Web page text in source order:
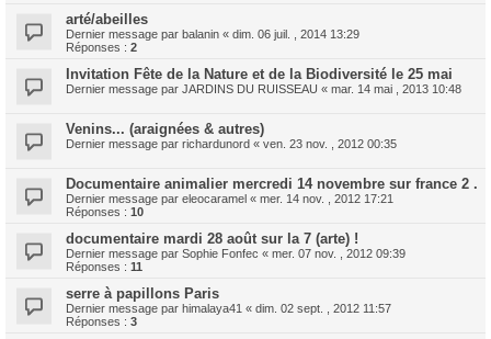
arté/abeilles
Dernier message par balanin « dim. 06 juil. , 2014 13:29
Réponses : 2
Invitation Fête de la Nature et de la Biodiversité le 25 mai
Dernier message par JARDINS DU RUISSEAU « mar. 14 mai , 2013 10:48
Venins... (araignées & autres)
Dernier message par richardunord « ven. 23 nov. , 2012 00:35
Documentaire animalier mercredi 14 novembre sur france 2 .
Dernier message par eleocaramel « mer. 14 nov. , 2012 17:21
Réponses : 10
documentaire mardi 28 août sur la 7 (arte) !
Dernier message par Sophie Fonfec « mer. 07 nov. , 2012 09:39
Réponses : 11
serre à papillons Paris
Dernier message par himalaya41 « dim. 02 sept. , 2012 11:57
Réponses : 3